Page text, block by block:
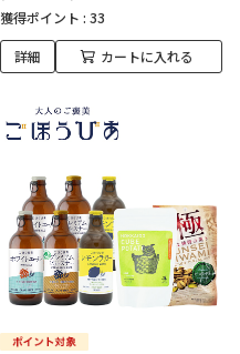
獲得ポイント : 33
詳細 カートに入れる